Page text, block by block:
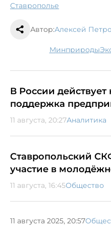
Ставрополье
Автор:Алексей
минприроды
В России действует
поддержка
11 августа, 20:27Аналитика
Ставропольский
участие в
11 августа, 16:45Общество
11 августа 2025, 20:57